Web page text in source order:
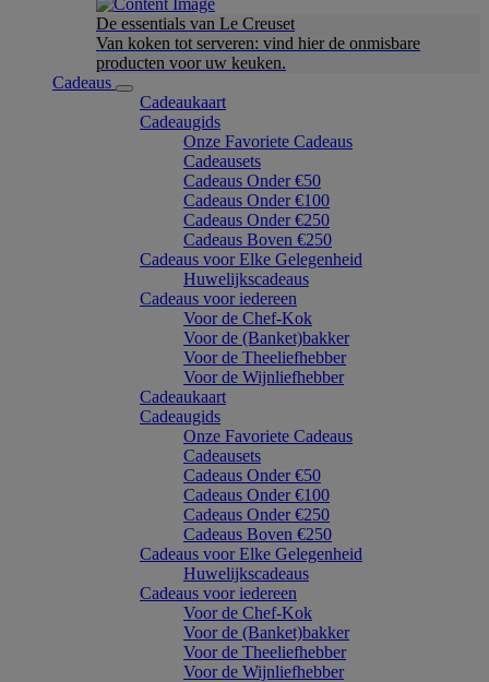
De essentials van Le Creuset
Van koken tot serveren: vind hier de onmisbare
producten voor uw keuken.
Cadeaus
Cadeaukaart
Cadeaugids
Onze Favoriete Cadeaus
Cadeausets
Cadeaus Onder €50
Cadeaus Onder €100
Cadeaus Onder €250
Cadeaus Boven €250
Cadeaus voor Elke Gelegenheid
Huwelijkscadeaus
Cadeaus voor iedereen
Voor de Chef-Kok
Voor de (Banket)bakker
Voor de Theeliefhebber
Voor de Wijnliefhebber
Cadeaukaart
Cadeaugids
Onze Favoriete Cadeaus
Cadeausets
Cadeaus Onder €50
Cadeaus Onder €100
Cadeaus Onder €250
Cadeaus Boven €250
Cadeaus voor Elke Gelegenheid
Huwelijkscadeaus
Cadeaus voor iedereen
Voor de Chef-Kok
Voor de (Banket)bakker
Voor de Theeliefhebber
Voor de Wijnliefhebber